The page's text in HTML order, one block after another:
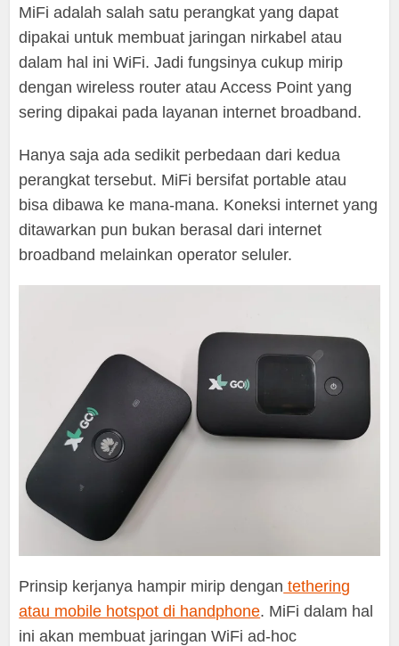
MiFi adalah salah satu perangkat yang dapat
dipakai untuk membuat jaringan nirkabel atau
dalam hal ini WiFi. Jadi fungsinya cukup mirip
dengan wireless router atau Access Point yang
sering dipakai pada layanan internet broadband.
Hanya saja ada sedikit perbedaan dari kedua
perangkat tersebut. MiFi bersifat portable atau
bisa dibawa ke mana-mana. Koneksi internet yang
ditawarkan pun bukan berasal dari internet
broadband melainkan operator seluler.
Prinsip kerjanya hampir mirip dengan tethering
atau mobile hotspot di handphone. MiFi dalam hal
ini akan membuat jaringan WiFi ad-hoc